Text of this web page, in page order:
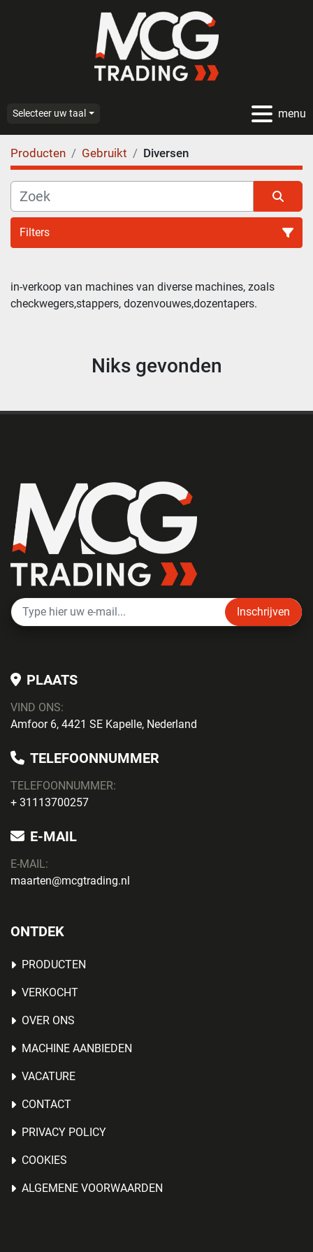
menu
Selecteer uw taal
Producten Gebruikt Diversen
Filters
Sorteren op
in-verkoop van machines van diverse machines, zoals
checkwegers,stappers, dozenvouwes,dozentapers.
Niks gevonden
Inschrijven
PLAATS
VIND ONS:
Amfoor 6, 4421 SE Kapelle, Nederland
TELEFOONNUMMER
TELEFOONNUMMER:
+ 31113700257
E-MAIL
E-MAIL:
maarten@mcgtrading.nl
ONTDEK
PRODUCTEN
VERKOCHT
OVER ONS
MACHINE AANBIEDEN
VACATURE
CONTACT
PRIVACY POLICY
COOKIES
ALGEMENE VOORWAARDEN